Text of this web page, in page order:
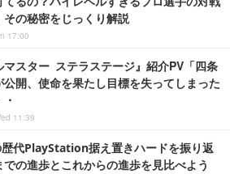
その秘密をじっくり解説
17:00
マスター ステラステージ』紹介PV「四条
公開、使命を果たし目標を失ってしまった
11:39
歴代PlayStation据え置きハードを振り返
での進歩とこれからの進歩を見比べよう